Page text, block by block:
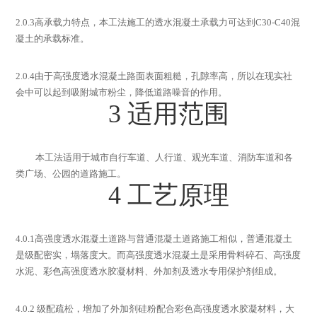
2.0.3高承载力特点，本工法施工的透水混凝土承载力可达到C30-C40混
凝土的承载标准。
2.0.4由于高强度透水混凝土路面表面粗糙，孔隙率高，所以在现实社
会中可以起到吸附城市粉尘，降低道路噪音的作用。
3 适用范围
本工法适用于城市自行车道、人行道、观光车道、消防车道和各
类广场、公园的道路施工。
4 工艺原理
4.0.1高强度透水混凝土道路与普通混凝土道路施工相似，普通混凝土
是级配密实，塌落度大。而高强度透水混凝土是采用骨料碎石、高强度
水泥、彩色高强度透水胶凝材料、外加剂及透水专用保护剂组成。
4.0.2级配疏松，增加了外加剂硅粉配合彩色高强度透水胶凝材料，大